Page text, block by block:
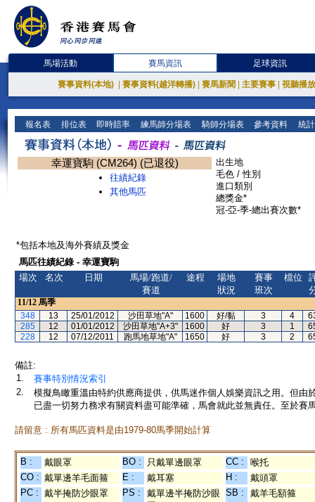
馬場活動 賽馬資訊 足球資訊
賽事資料(本地) 賽事資料(越洋轉播) 賽馬新聞 主要賽事 視聽播
報名表 排位表 即時賠率 練馬師分場表 騎師分場表 參考資料 統
幸運寶駒 (CM264) (已退役)
往績紀錄
其他馬匹
出生地
毛色 / 性別
進口類別
總獎金*
冠-亞-季-總出賽次數*
*包括本地及海外賽績及獎金
馬匹往績紀錄 - 幸運寶駒
場次
名次 日期
馬場/跑道/
賽道
途程
場地
狀況
賽事
班次
檔位
11/12 馬季
348
13 25/01/2012 沙田草地"A" 1600 好/黏 3 4
285
12 01/01/2012 沙田草地"A+3" 1600 好 3 1
228
12 07/12/2011 跑馬地草地"A" 1650 好 3 2
備註:
1.
賽事特別情況索引
2.
模擬鳥瞰重溫由特約供應商提供，供馬迷作個人娛樂資訊之用。但
已盡一切努力務求有關資料盡可能準確，馬會就此並無責任。至於賽
請留意 : 所有馬匹資料是由1979-80馬季開始計算
B : 戴眼罩 BO : 只戴單邊眼罩 CC :
喉托
CO : 戴單邊羊毛面箍 E : 戴耳塞 H :
戴頭罩
PC : 戴半掩防沙眼罩 PS :
戴單邊半掩防沙眼 SB : 戴羊毛額箍